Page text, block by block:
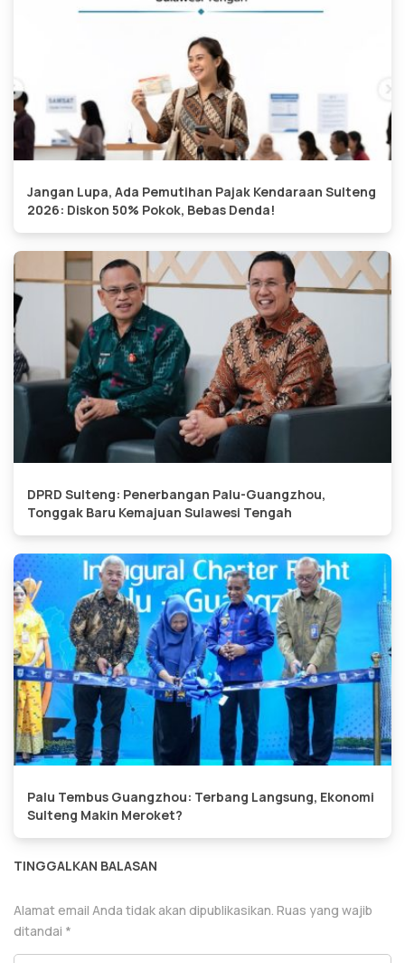
Jangan Lupa, Ada Pemutihan Pajak Kendaraan Sulteng
2026: Diskon 50% Pokok, Bebas Denda!
DPRD Sulteng: Penerbangan Palu-Guangzhou,
Tonggak Baru Kemajuan Sulawesi Tengah
Palu Tembus Guangzhou: Terbang Langsung, Ekonomi
Sulteng Makin Meroket?
TINGGALKAN BALASAN
Alamat email Anda tidak akan dipublikasikan. Ruas yang wajib
ditandai *